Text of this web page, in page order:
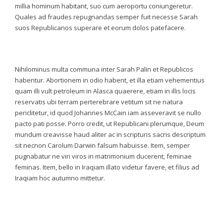
millia hominum habitant, suo cum aeroportu coniungeretur.
Quales ad fraudes repugnandas semper fuit necesse Sarah
suos Republicanos superare et eorum dolos patefacere.
Nihilominus multa communa inter Sarah Palin et Republicos
habentur. Abortionem in odio habent, et illa etiam vehementius
quam illi vult petroleum in Alasca quaerere, etiam in illis locis
reservatis ubi terram perterebrare vetitum sit ne natura
periclitetur, id quod Johannes McCain iam asseveravit se nullo
pacto pati posse. Porro credit, ut Republicani plerumque, Deum
mundum creavisse haud aliter ac in scripturis sacris descriptum
sit necnon Carolum Darwin falsum habuisse. Item, semper
pugnabatur ne viri viros in matrimonium ducerent, feminae
feminas. Item, bello in Iraqiam illato videtur favere, et filius ad
Iraqiam hoc autumno mittetur.